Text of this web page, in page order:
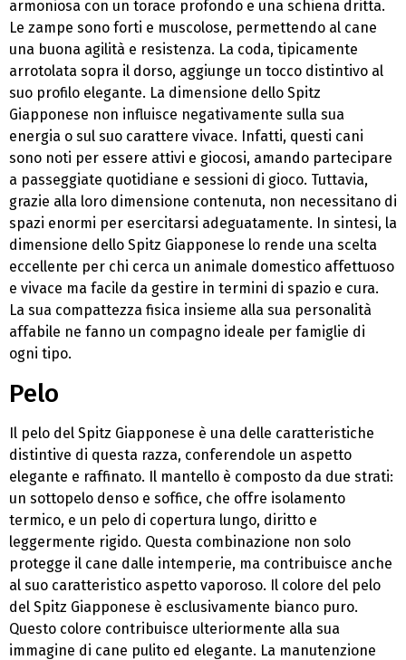
armoniosa con un torace profondo e una schiena dritta.
Le zampe sono forti e muscolose, permettendo al cane
una buona agilità e resistenza. La coda, tipicamente
arrotolata sopra il dorso, aggiunge un tocco distintivo al
suo profilo elegante. La dimensione dello Spitz
Giapponese non influisce negativamente sulla sua
energia o sul suo carattere vivace. Infatti, questi cani
sono noti per essere attivi e giocosi, amando partecipare
a passeggiate quotidiane e sessioni di gioco. Tuttavia,
grazie alla loro dimensione contenuta, non necessitano di
spazi enormi per esercitarsi adeguatamente. In sintesi, la
dimensione dello Spitz Giapponese lo rende una scelta
eccellente per chi cerca un animale domestico affettuoso
e vivace ma facile da gestire in termini di spazio e cura.
La sua compattezza fisica insieme alla sua personalità
affabile ne fanno un compagno ideale per famiglie di
ogni tipo.
Pelo
Il pelo del Spitz Giapponese è una delle caratteristiche
distintive di questa razza, conferendole un aspetto
elegante e raffinato. Il mantello è composto da due strati:
un sottopelo denso e soffice, che offre isolamento
termico, e un pelo di copertura lungo, diritto e
leggermente rigido. Questa combinazione non solo
protegge il cane dalle intemperie, ma contribuisce anche
al suo caratteristico aspetto vaporoso. Il colore del pelo
del Spitz Giapponese è esclusivamente bianco puro.
Questo colore contribuisce ulteriormente alla sua
immagine di cane pulito ed elegante. La manutenzione